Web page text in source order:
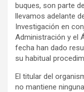
buques, son parte
llevamos adelante
Investigación en
Administración y el
fecha han dado
su habitual
El titular del
no mantiene